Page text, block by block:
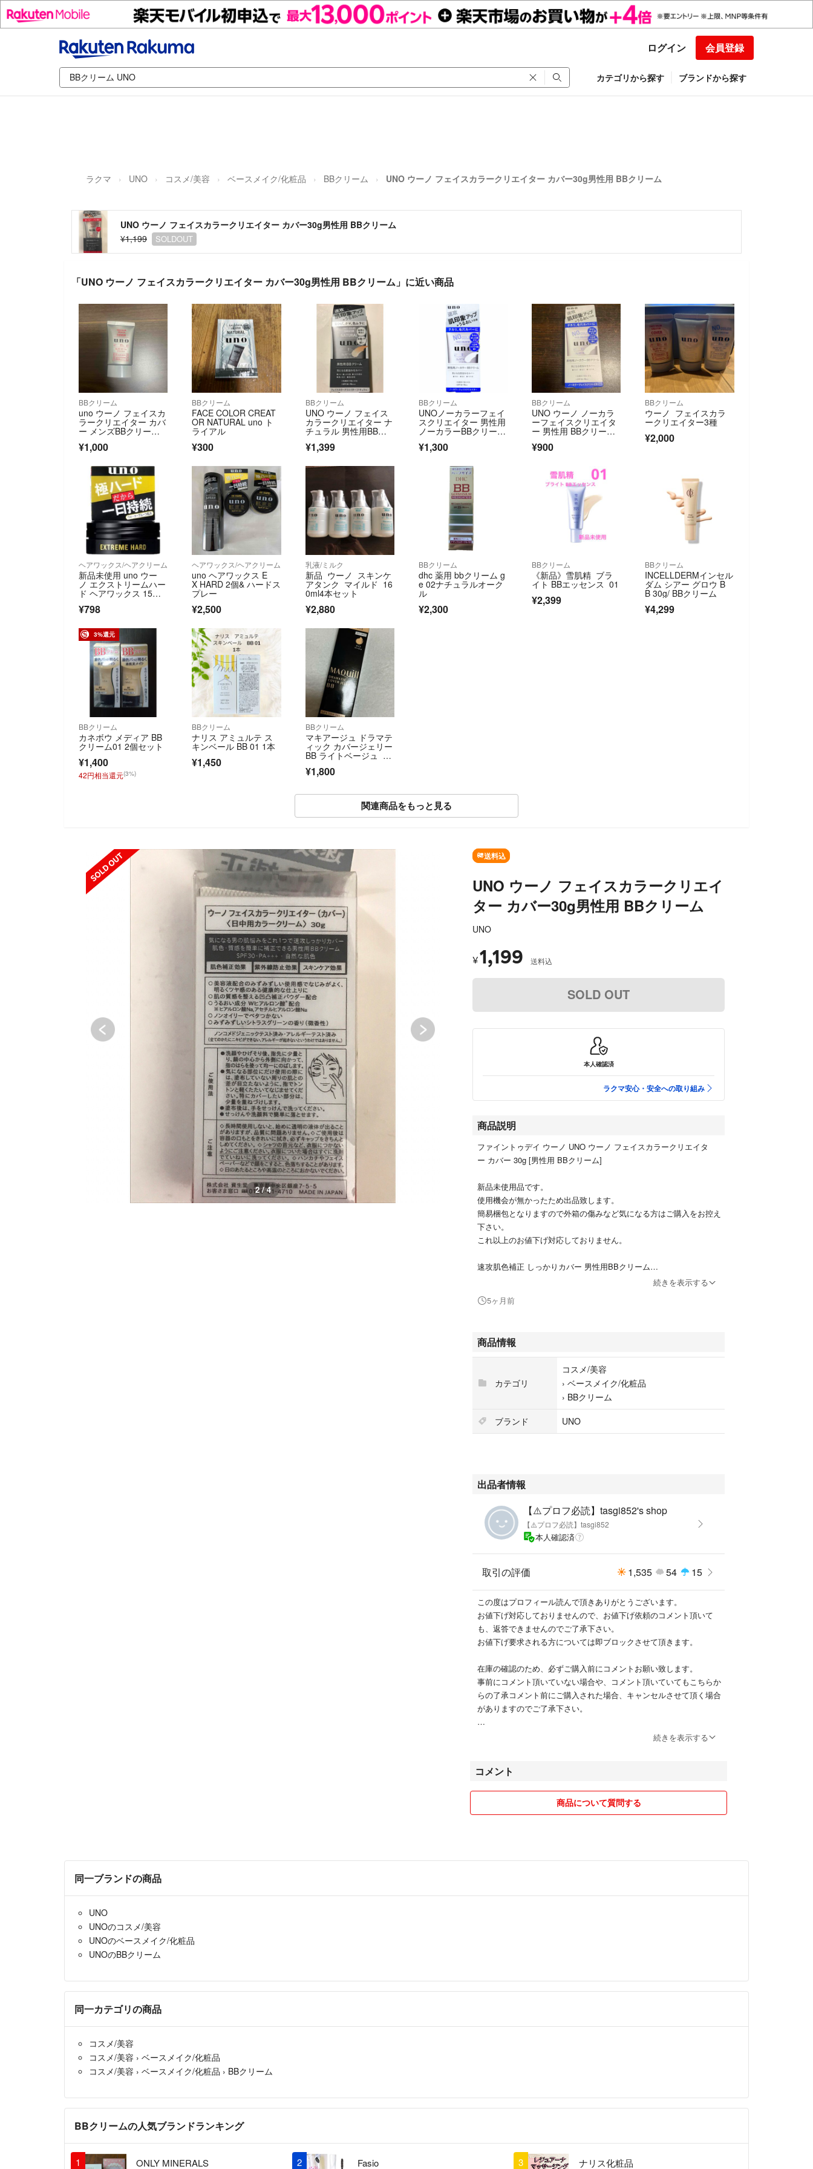
ログイン 会員登録
カテゴリから探す ブランドから探す
ラクマ UNO コスメ/美容 ベースメイク/化粧品 BBクリーム UNO ウーノ フェイスカラークリエイター カバー30g男性用 BBクリーム
UNO ウーノ フェイスカラークリエイター カバー30g男性用 BBクリーム
¥1,199
SOLDOUT
「UNO ウーノ フェイスカラークリエイター カバー30g男性用 BBクリーム」に近い商品
BBクリーム
uno ウーノ フェイスカ
ラークリエイター カバ
ー メンズBBクリーム S
¥1,000
BBクリーム
FACE COLOR CREAT
OR NATURAL uno ト
ライアル
¥300
BBクリーム
UNO ウーノ フェイス
カラークリエイター ナ
チュラル 男性用BBク
リーム
¥1,399
BBクリーム
UNOノーカラーフェイ
スクリエイター 男性用
ノーカラーBBクリーム
¥1,300
BBクリーム
UNO ウーノ ノーカラ
ーフェイスクリエイタ
ー 男性用 BBクリーム3
0g
¥900
BBクリーム
ウーノ フェイスカラ
ークリエイター3種
¥2,000
ヘアワックス/ヘアクリーム
新品未使用 uno ウー
ノ エクストリームハー
ド ヘアワックス 15
¥798
ヘアワックス/ヘアクリーム
uno ヘアワックス E
X HARD 2個& ハードス
プレー
¥2,500
乳液/ミルク
新品 ウーノ スキンケ
アタンク マイルド 16
0ml4本セット
¥2,880
BBクリーム
dhc 薬用 bbクリーム g
e 02ナチュラルオーク
ル
¥2,300
BBクリーム
《新品》雪肌精 ブラ
イト BBエッセンス 01
¥2,399
BBクリーム
INCELLDERMインセル
ダム シアー グロウ B
B 30g/ BBクリーム
¥4,299
3%還元
BBクリーム
カネボウ メディア BB
クリーム01 2個セット
¥1,400
42円相当還元(3%)
BBクリーム
ナリス アミュルテ ス
キンベール BB 01 1本
¥1,450
BBクリーム
マキアージュ ドラマテ
ィック カバージェリー
BB ライトベージュ 30
¥1,800
関連商品をもっと見る
SOLD OUT
2 / 4
送料込
UNO ウーノ フェイスカラークリエイ
ター カバー30g男性用 BBクリーム
UNO
¥1,199 送料込
SOLD OUT
本人確認済
ラクマ安心・安全への取り組み
商品説明
ファイントゥデイ ウーノ UNO ウーノ フェイスカラークリエイタ
ー カバー 30g [男性用 BBクリーム]
新品未使用品です。
使用機会が無かったため出品致します。
簡易梱包となりますので外箱の傷みなど気になる方はご購入をお控え
下さい。
これ以上のお値下げ対応しておりません。
速攻肌色補正 しっかりカバー 男性用BBクリーム
肌色・質感を簡単に補正できる男性用BBクリーム。気になる男の肌悩
感でなじみがよく、明るくツヤ感のある健康的な仕上がりに。うるお
ニキビ跡や毛穴、シミなど気になる肌悩みをひと塗りでしっかりカバ
ーして、肌印象をアップ。
うるおい成分Wヒアルロン酸 * 配合。* ヒアルロン酸Na,アセチルヒア
ノンオイリーでベタつかない。洗顔料やせっけんで簡単に落とせる。
みずみずしいシトラスグリーンの香り（微香性）、SPF30・PA+++
続きを表示する
5ヶ月前
商品情報
カテゴリ
コスメ/美容
› ベースメイク/化粧品
› BBクリーム
ブランド
UNO
出品者情報
【⚠️プロフ必読】tasgi852's shop
【⚠️プロフ必読】tasgi852
本人確認済
取引の評価 1,535 54 15
この度はプロフィール読んで頂きありがとうございます。
お値下げ対応しておりませんので、お値下げ依頼のコメント頂いて
も、返答できませんのでご了承下さい。
お値下げ要求される方については即ブロックさせて頂きます。
在庫の確認のため、必ずご購入前にコメントお願い致します。
事前にコメント頂いていない場合や、コメント頂いていてもこちらか
らの了承コメント前にご購入された場合、キャンセルさせて頂く場合
がありますのでご了承下さい。
発送は基本的に土日となります。（金土日にご購入頂きましても翌週
⚠️ ポスト投函の場合発送通知から配送ステータスに反映までに最大
2、3日かかることを郵便局で確認しております。それを勝手に勘違い
されて発送通知後、翌日投函など悪い評価をされて困っています。
⚠️待てない方はご購入しないで下さい。
したいなどはご容赦下さい。）
送となりますのでご了承下さい。（送料分お値引きありません。）梱
タバコ✖️
ご購入の際は上記の事項に同意頂いたとみなします。
続きを表示する
コメント
商品について質問する
同一ブランドの商品
UNO
UNOのコスメ/美容
UNOのベースメイク/化粧品
UNOのBBクリーム
同一カテゴリの商品
コスメ/美容
コスメ/美容 › ベースメイク/化粧品
コスメ/美容 › ベースメイク/化粧品 › BBクリーム
BBクリームの人気ブランドランキング
1 ONLY MINERALS 2 Fasio 3 ナリス化粧品